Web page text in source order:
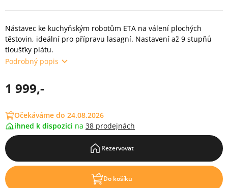
Nástavec ke kuchyňským robotům ETA na válení plochých
těstovin, ideální pro přípravu lasagní. Nastavení až 9 stupňů
tloušťky plátu.
Podrobný popis
1 999,-
Očekáváme do 24.08.2026
ihned k dispozici na 38 prodejnách
Rezervovat
Do košíku